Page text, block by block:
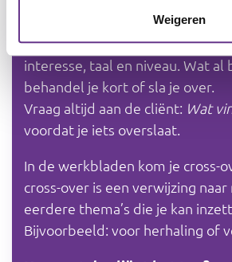
Weigeren
Mensen met een verstandelijke
je duidelijk merken of je aansluit
interesse, taal en niveau. Wat al
behandel je kort of sla je over.
Vraag altijd aan de cliënt: Wat
voordat je iets overslaat.
In de werkbladen kom je cross-
cross-over is een verwijzing
eerdere thema’s die je kan
Bijvoorbeeld: voor herhaling of